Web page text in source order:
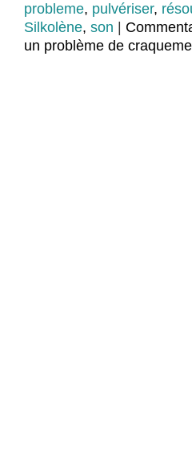
probleme, pulvériser,
Silkolène, son
un problème de